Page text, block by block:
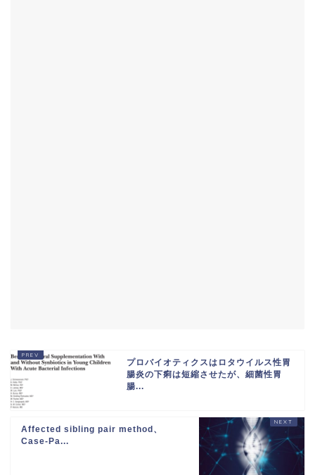
プロバイオティクスはロタウイルス性胃
腸炎の下痢は短縮させたが、細菌性胃
腸...
Affected sibling pair method、
Case-Pa...